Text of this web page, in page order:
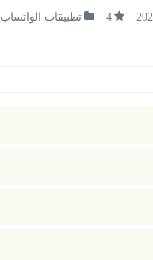
4 تطبيقات الواتساب